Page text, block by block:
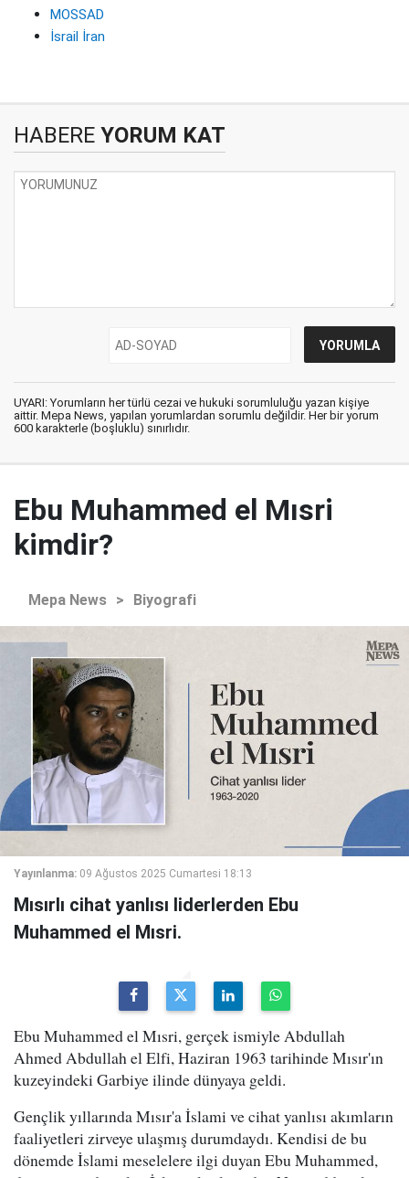
MOSSAD
İsrail İran
HABERE YORUM KAT
UYARI: Yorumların her türlü cezai ve hukuki sorumluluğu yazan kişiye
aittir. Mepa News, yapılan yorumlardan sorumlu değildir. Her bir yorum
600 karakterle (boşluklu) sınırlıdır.
Ebu Muhammed el Mısri
kimdir?
Mepa News > Biyografi
Yayınlanma: 09 Ağustos 2025 Cumartesi 18:13
Mısırlı cihat yanlısı liderlerden Ebu
Muhammed el Mısri.
Ebu Muhammed el Mısri, gerçek ismiyle Abdullah
Ahmed Abdullah el Elfi, Haziran 1963 tarihinde Mısır'ın
kuzeyindeki Garbiye ilinde dünyaya geldi.
Gençlik yıllarında Mısır'a İslami ve cihat yanlısı akımların
faaliyetleri zirveye ulaşmış durumdaydı. Kendisi de bu
dönemde İslami meselelere ilgi duyan Ebu Muhammed,